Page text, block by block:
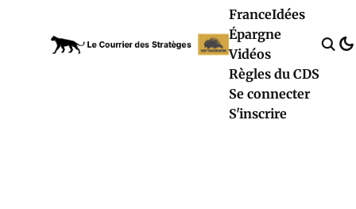
FranceIdées
Épargne
Vidéos
Règles du CDS
Se connecter
S'inscrire